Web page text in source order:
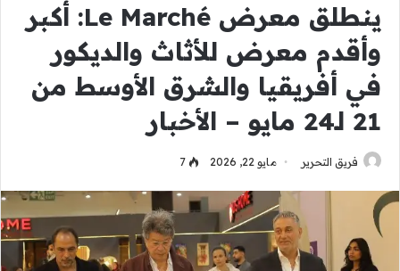
ينطلق معرض Le Marché: أكبر
وأقدم معرض للأثاث والديكور
في أفريقيا والشرق الأوسط من
21 لـ24 مايو – الأخبار
فريق التحرير مايو 22, 2026 7